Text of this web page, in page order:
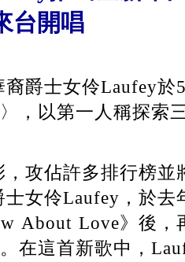
台開唱
爵士女伶Laufey於
，以第一人稱探索
攻佔許多排行榜並
女伶Laufey，於去
About Love》後，
在這首新歌中，